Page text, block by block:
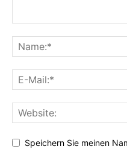
Speichern Sie meinen